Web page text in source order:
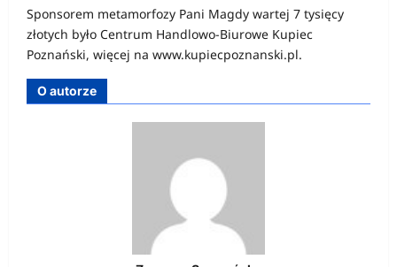
Sponsorem metamorfozy Pani Magdy wartej 7 tysięcy
złotych było Centrum Handlowo-Biurowe Kupiec
Poznański, więcej na www.kupiecpoznanski.pl.
O autorze